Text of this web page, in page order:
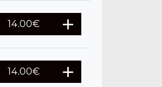
14.00€
14.00€